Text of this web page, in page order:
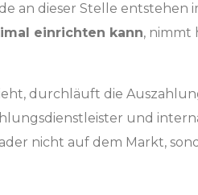
an dieser Stelle entstehen
einrichten kann, nimmt
durchläuft die
und
nicht auf dem Markt,